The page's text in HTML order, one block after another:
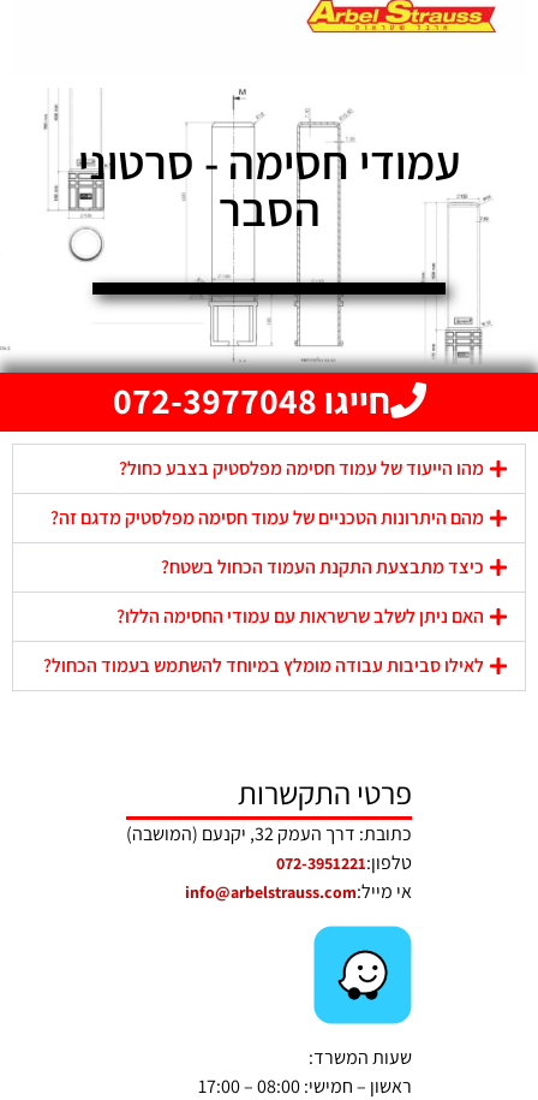
עמודי חסימה - סרטוני
הסבר
חייגו 072-3977048
מהו הייעוד של עמוד חסימה מפלסטיק בצבע כחול?
מהם היתרונות הטכניים של עמוד חסימה מפלסטיק מדגם זה?
כיצד מתבצעת התקנת העמוד הכחול בשטח?
האם ניתן לשלב שרשראות עם עמודי החסימה הללו?
לאילו סביבות עבודה מומלץ במיוחד להשתמש בעמוד הכחול?
פרטי התקשרות
כתובת: דרך העמק 32, יקנעם (המושבה)
טלפון:072-3951221
אי מייל:info@arbelstrauss.com
שעות המשרד:
ראשון – חמישי: 08:00 – 17:00